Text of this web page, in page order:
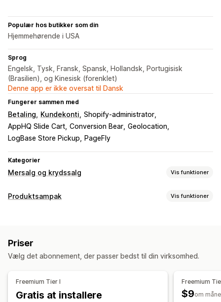
Populær hos butikker som din
Hjemmehørende i USA
Sprog
Engelsk, Tysk, Fransk, Spansk, Hollandsk, Portugisisk
(Brasilien), og Kinesisk (forenklet)
Denne app er ikke oversat til Dansk
Fungerer sammen med
Betaling Kundekonti Shopify-administrator
AppHQ Slide Cart Conversion Bear Geolocation
LogBase Store Pickup
PageFly
Kategorier
Mersalg og krydssalg Vis funktioner
Tilpasning
Tilpasset CSS
Produkttilføjelser
Ofte købt sammen
Sampak
Anbefalinger med kunstig intelligens
Produktsampak Vis funktioner
Ofte købt sammen
Priser
Vælg det abonnement, der passer bedst til din virksomhed.
Freemium Tier I
Gratis at installere
Freemium
$9om